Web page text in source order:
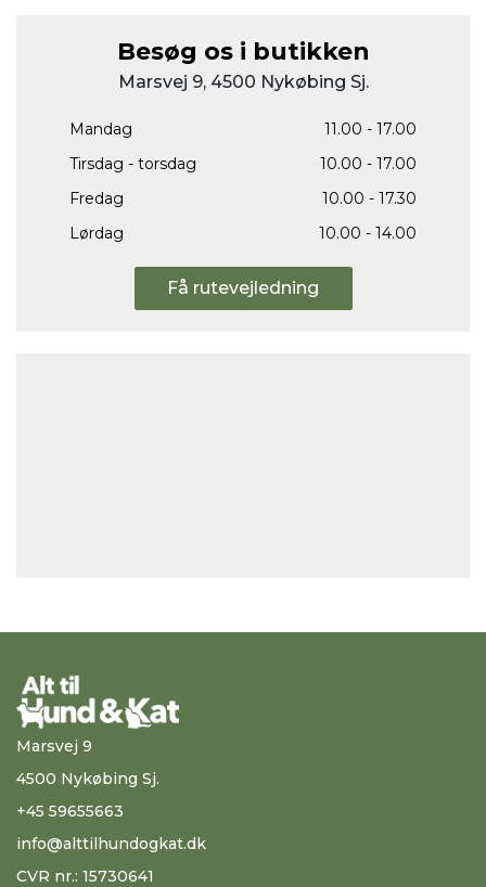
Besøg os i butikken
Marsvej 9, 4500 Nykøbing Sj.
Mandag
11.00 - 17.00
Tirsdag - torsdag
10.00 - 17.00
Fredag
10.00 - 17.30
Lørdag
10.00 - 14.00
Få rutevejledning
Marsvej 9
4500 Nykøbing Sj.
+45 59655663
info@alttilhundogkat.dk
CVR nr.: 15730641